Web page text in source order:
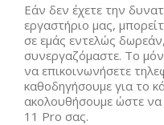
Εάν δεν έχετε την
εργαστήριο μας,
σε εμάς εντελώς
συνεργαζόμαστε. Το
να επικοινωνήσετε
καθοδηγήσουμε για το
ακολουθήσουμε ώστε να
11 Pro σας.